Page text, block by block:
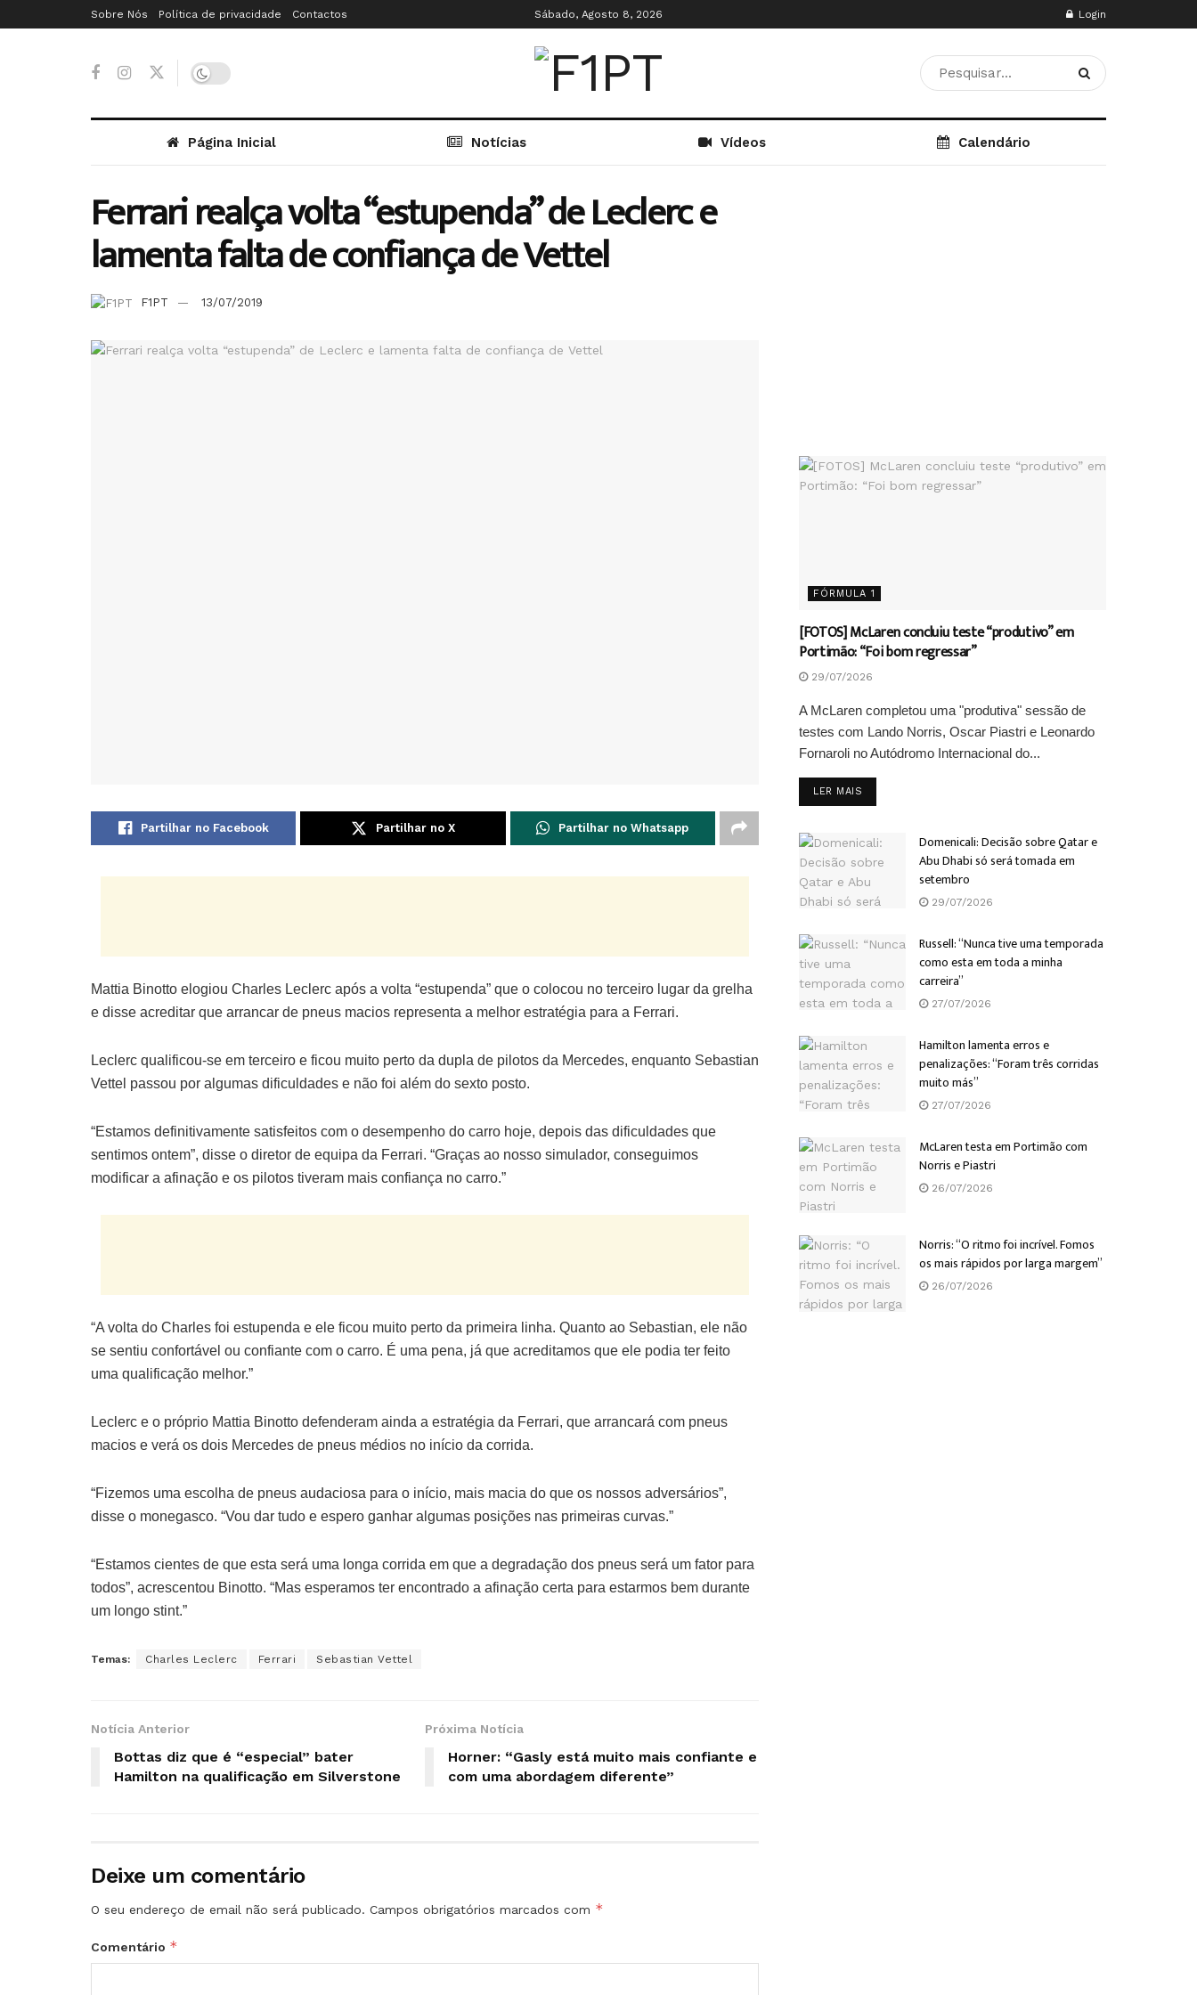
Sobre Nós Política de privacidade Contactos Sábado, Agosto 8, 2026 Login
Página Inicial Notícias Vídeos Calendário
Ferrari realça volta “estupenda” de Leclerc e
lamenta falta de confiança de Vettel
F1PT 13/07/2019
Partilhar no Facebook Partilhar no X Partilhar no Whatsapp
Mattia Binotto elogiou Charles Leclerc após a volta “estupenda” que o colocou no terceiro lugar da grelha
e disse acreditar que arrancar de pneus macios representa a melhor estratégia para a Ferrari.
Leclerc qualificou-se em terceiro e ficou muito perto da dupla de pilotos da Mercedes, enquanto Sebastian
Vettel passou por algumas dificuldades e não foi além do sexto posto.
“Estamos definitivamente satisfeitos com o desempenho do carro hoje, depois das dificuldades que
sentimos ontem”, disse o diretor de equipa da Ferrari. “Graças ao nosso simulador, conseguimos
modificar a afinação e os pilotos tiveram mais confiança no carro.”
“A volta do Charles foi estupenda e ele ficou muito perto da primeira linha. Quanto ao Sebastian, ele não
se sentiu confortável ou confiante com o carro. É uma pena, já que acreditamos que ele podia ter feito
uma qualificação melhor.”
Leclerc e o próprio Mattia Binotto defenderam ainda a estratégia da Ferrari, que arrancará com pneus
macios e verá os dois Mercedes de pneus médios no início da corrida.
“Fizemos uma escolha de pneus audaciosa para o início, mais macia do que os nossos adversários”,
disse o monegasco. “Vou dar tudo e espero ganhar algumas posições nas primeiras curvas.”
“Estamos cientes de que esta será uma longa corrida em que a degradação dos pneus será um fator para
todos”, acrescentou Binotto. “Mas esperamos ter encontrado a afinação certa para estarmos bem durante
um longo stint.”
Temas: Charles Leclerc Ferrari Sebastian Vettel
Notícia Anterior
Bottas diz que é “especial” bater
Hamilton na qualificação em Silverstone
Próxima Notícia
Horner: “Gasly está muito mais confiante e
com uma abordagem diferente”
Deixe um comentário
O seu endereço de email não será publicado. Campos obrigatórios marcados com *
Comentário *
FÓRMULA 1
[FOTOS] McLaren concluiu teste “produtivo” em
Portimão: “Foi bom regressar”
29/07/2026
A McLaren completou uma "produtiva" sessão de
testes com Lando Norris, Oscar Piastri e Leonardo
Fornaroli no Autódromo Internacional do...
LER MAIS
Domenicali: Decisão sobre Qatar e
Abu Dhabi só será tomada em
setembro
29/07/2026
Russell: “Nunca tive uma temporada
como esta em toda a minha
carreira”
27/07/2026
Hamilton lamenta erros e
penalizações: “Foram três corridas
muito más”
27/07/2026
McLaren testa em Portimão com
Norris e Piastri
26/07/2026
Norris: “O ritmo foi incrível. Fomos
os mais rápidos por larga margem”
26/07/2026